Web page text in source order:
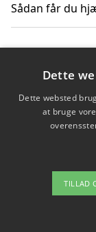
Sådan får du
Om
Dette
Dette websted
at bruge
TILLAD